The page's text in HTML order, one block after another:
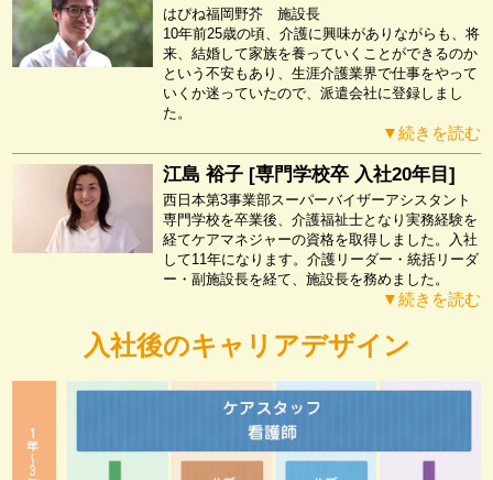
はぴね福岡野芥 施設長
10年前25歳の頃、介護に興味がありながらも、将
来、結婚して家族を養っていくことができるのか
という不安もあり、生涯介護業界で仕事をやって
いくか迷っていたので、派遣会社に登録しまし
た。
▼続きを読む
江島 裕子 [専門学校卒 入社20年目]
西日本第3事業部スーパーバイザーアシスタント
専門学校を卒業後、介護福祉士となり実務経験を
経てケアマネジャーの資格を取得しました。入社
して11年になります。介護リーダー・統括リーダ
ー・副施設長を経て、施設長を務めました。
▼続きを読む
入社後のキャリアデザイン